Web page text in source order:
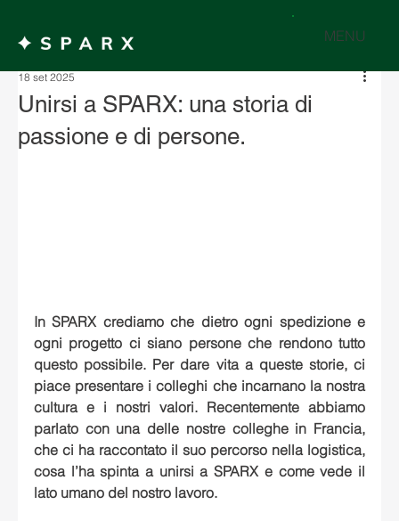
MENU
Unirsi a SPARX: una storia di
passione e di persone.
18 set 2025
In SPARX crediamo che dietro ogni spedizione e
ogni progetto ci siano persone che rendono tutto
questo possibile. Per dare vita a queste storie, ci
piace presentare i colleghi che incarnano la nostra
cultura e i nostri valori. Recentemente abbiamo
parlato con una delle nostre colleghe in Francia,
che ci ha raccontato il suo percorso nella logistica,
cosa l’ha spinta a unirsi a SPARX e come vede il
lato umano del nostro lavoro.